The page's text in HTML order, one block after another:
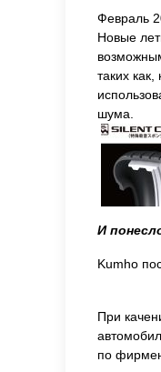
Февраль
Новые
таких
шума.
И
Kumho
При
по